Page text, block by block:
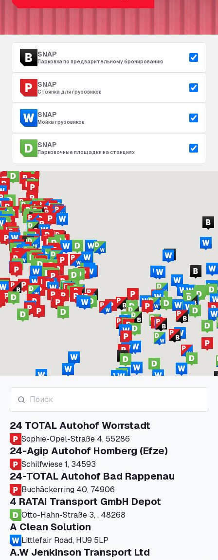
SNAP
Парковка по предварительному бронированию
SNAP
Стоянка для грузовиков
SNAP
Мойка грузовиков
SNAP
Парковочные площадки на станциях
24 TOTAL Autohof Worrstadt
Sophie-Opel-Straße 4, 55286
24-Agip Autohof Homberg (Efze)
Schilfwiese 1, 34593
24-TOTAL Autohof Bad Rappenau
Buchäckerring 40, 74906
4 RATAI Transport GmbH Depot
Otto-Hahn-Straße 3, , 48268
A Clean Solution
Littlefair Road, HU9 5LP
A.W Jenkinson Transport Ltd